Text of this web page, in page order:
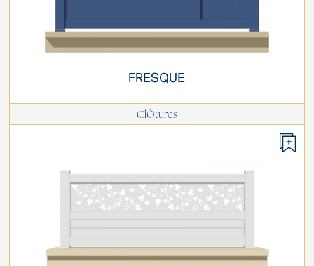
FRESQUE
ClÔtures